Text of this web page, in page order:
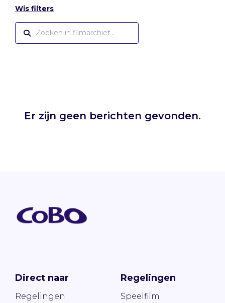
Wis filters
Er zijn geen berichten gevonden.
Direct naar
Regelingen
Regelingen
Speelfilm